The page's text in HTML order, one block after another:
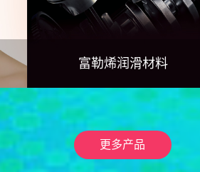
富勒烯润滑材料
更多产品